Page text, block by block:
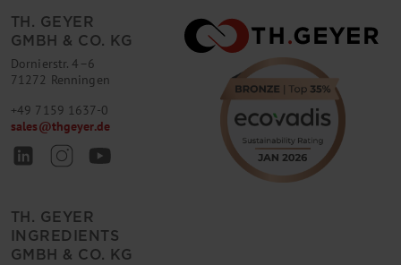
TH. GEYER
GMBH & CO. KG
Dornierstr. 4–6
71272 Renningen
+49 7159 1637-0
sales@thgeyer.de
TH. GEYER
INGREDIENTS
GMBH & CO. KG